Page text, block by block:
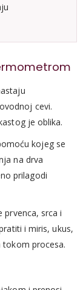
cevi.
je oblika.
kojeg se
na drva
prilagodi
srca i
i miris, ukus,
tokom procesa.